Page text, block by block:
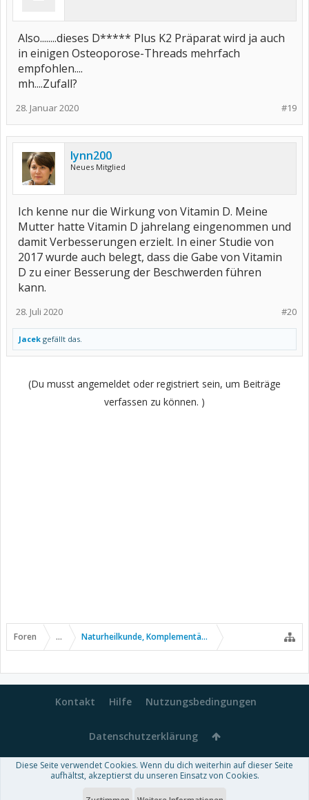
Also........dieses D***** Plus K2 Präparat wird ja auch
in einigen Osteoporose-Threads mehrfach
empfohlen....
mh....Zufall?
#19
28. Januar 2020
lynn200
Neues Mitglied
Ich kenne nur die Wirkung von Vitamin D. Meine
Mutter hatte Vitamin D jahrelang eingenommen und
damit Verbesserungen erzielt. In einer Studie von
2017 wurde auch belegt, dass die Gabe von Vitamin
D zu einer Besserung der Beschwerden führen
kann.
#20
28. Juli 2020
Jacek gefällt das.
(Du musst angemeldet oder registriert sein, um Beiträge
verfassen zu können. )
Foren ... Naturheilkunde, Komplementär- u. Alternativmedizin
Kontakt Hilfe Nutzungsbedingungen
Datenschutzerklärung
Forum software by XenForo™-Deutsch von xenDach
Diese Seite verwendet Cookies. Wenn du dich weiterhin auf dieser Seite
aufhältst, akzeptierst du unseren Einsatz von Cookies.